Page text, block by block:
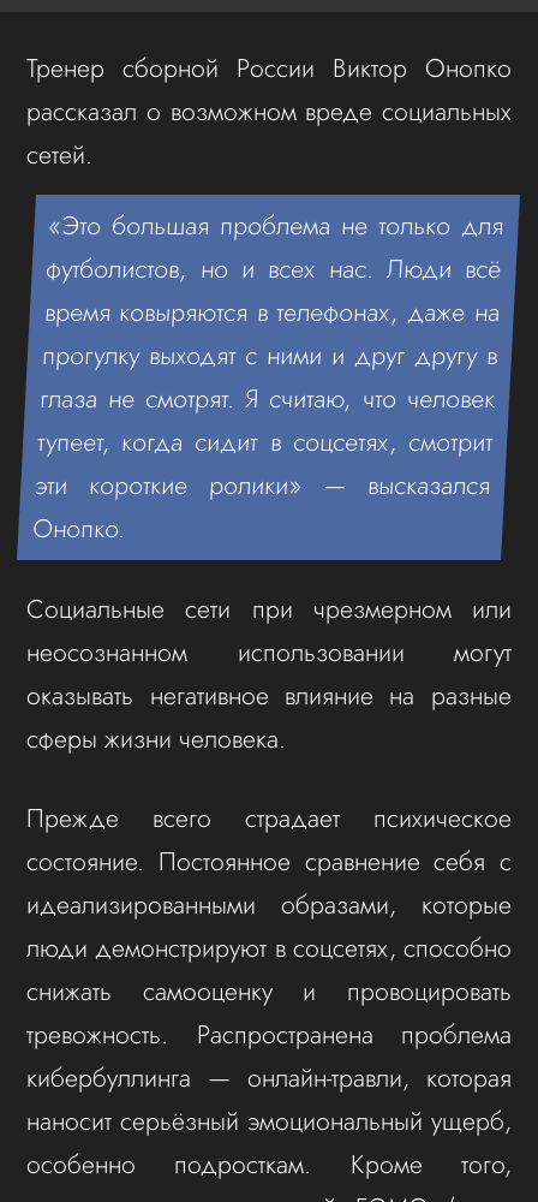
Тренер сборной России Виктор Онопко
рассказал о возможном вреде социальных
сетей.
«Это большая проблема не только для
футболистов, но и всех нас. Люди всё
время ковыряются в телефонах, даже на
прогулку выходят с ними и друг другу в
глаза не смотрят. Я считаю, что человек
тупеет, когда сидит в соцсетях, смотрит
эти короткие ролики» — высказался
Онопко.
Социальные сети при чрезмерном или
неосознанном использовании могут
оказывать негативное влияние на разные
сферы жизни человека.
Прежде всего страдает психическое
состояние. Постоянное сравнение себя с
идеализированными образами, которые
люди демонстрируют в соцсетях, способно
снижать самооценку и провоцировать
тревожность. Распространена проблема
кибербуллинга — онлайн‑травли, которая
наносит серьёзный эмоциональный ущерб,
особенно подросткам. Кроме того,